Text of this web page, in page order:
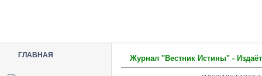
ГЛАВНАЯ Журнал "Вестник Истины" -